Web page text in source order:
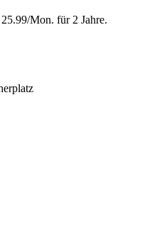
Mon. für 2 Jahre.